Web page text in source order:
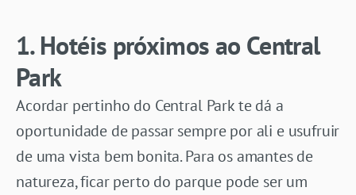
1. Hotéis próximosao Central
Park
Acordar pertinho do Central Park te dá a
oportunidade de passar sempre por ali e usufruir
de uma vista bem bonita. Para os amantes de
natureza, ficar perto do parque pode ser um